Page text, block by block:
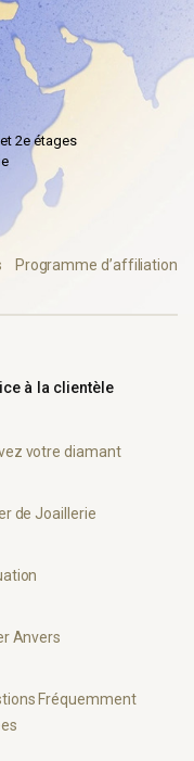
2e étages
Programme d’affiliation
à la clientèle
votre diamant
de Joaillerie
Anvers
Fréquemment